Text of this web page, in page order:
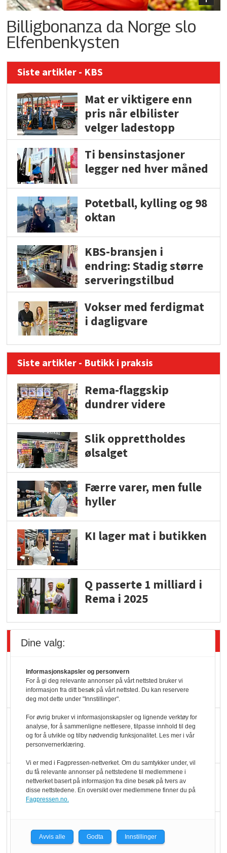
Billigbonanza da Norge slo
Elfenbenkysten
Siste artikler - KBS
Mat er viktigere enn
pris når elbilister
velger ladestopp
Ti bensinstasjoner
legger ned hver måned
Potetball, kylling og 98
oktan
KBS-bransjen i
endring: Stadig større
serveringstilbud
Vokser med ferdigmat
i dagligvare
Siste artikler - Butikk i praksis
Rema-flaggskip
dundrer videre
Slik opprettholdes
ølsalget
Færre varer, men fulle
hyller
KI lager mat i butikken
Q passerte 1 milliard i
Rema i 2025
Siste artikler - Økologisk
Kolonihagens norske
yoghurt: Trues av
melkemangel
Marit Kolby vant
Økologisk Norge sin
hederspris
Blir enklere å velge
økologisk i butikkhylla
Kolonihagen sliter
med å få tak i nok melk
Dine valg:
Informasjonskapsler og personvern
For å gi deg relevante annonser på vårt nettsted bruker vi
informasjon fra ditt besøk på vårt nettsted. Du kan reservere
deg mot dette under "Innstillinger".
For øvrig bruker vi informasjonskapsler og lignende verktøy for
analyse, for å sammenligne nettlesere, tilpasse innhold til deg
og for å utvikle og tilby nødvendig funksjonalitet. Les mer i vår
personvernerklæring.
Vi er med i Fagpressen-nettverket. Om du samtykker under, vil
du få relevante annonser på nettstedene til medlemmene i
nettverket basert på informasjon fra dine besøk på tvers av
disse nettstedene. En oversikt over medlemmene finner du på
Fagpressen.no.
Avvis alle Godta Innstillinger